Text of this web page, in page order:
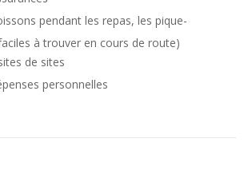
pendant les repas, les pique-
à trouver en cours de route)
de sites
personnelles